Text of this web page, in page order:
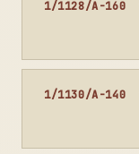
1/1128/A-160
1/1130/A-140